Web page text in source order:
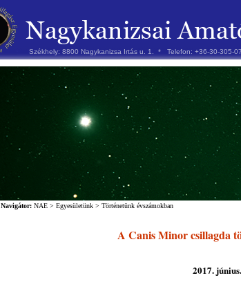
Székhely: 8800 Nagykanizsa Irtás u. 1. * Telefon: +36-30-305-
Navigátor: NAE > Egyesületünk > Történetünk évszámokban
A Canis Minor csillagda
2017.